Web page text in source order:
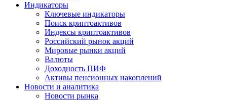
Индикаторы
Ключевые индикаторы
Поиск криптоактивов
Индексы криптоактивов
Российский рынок акций
Мировые рынки акций
Валюты
Доходность ПИФ
Активы пенсионных накоплений
Новости и аналитика
Новости рынка